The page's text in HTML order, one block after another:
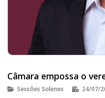
Câmara empossa o
Sessões Solenes 24/07/